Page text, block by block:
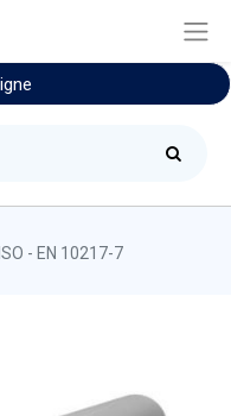
- EN 10217-7